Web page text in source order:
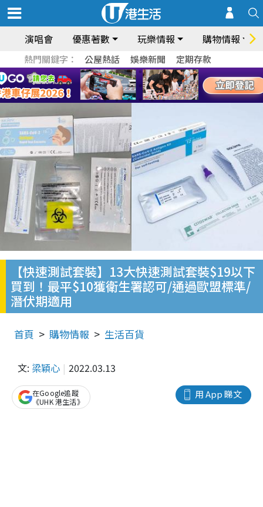
演唱會 優惠著數 玩樂情報 購物情報
熱門關鍵字： 公屋熱話 娛樂新聞 定期存款
【快速測試套裝】13大快速測試套裝$19以下
買到！最平$10獲衛生署認可/通過歐盟標準/
潛伏期適用
首頁 購物情報 生活百貨
文: 梁穎心 2022.03.13
用 App 睇文
在Google追蹤
《UHK 港生活》